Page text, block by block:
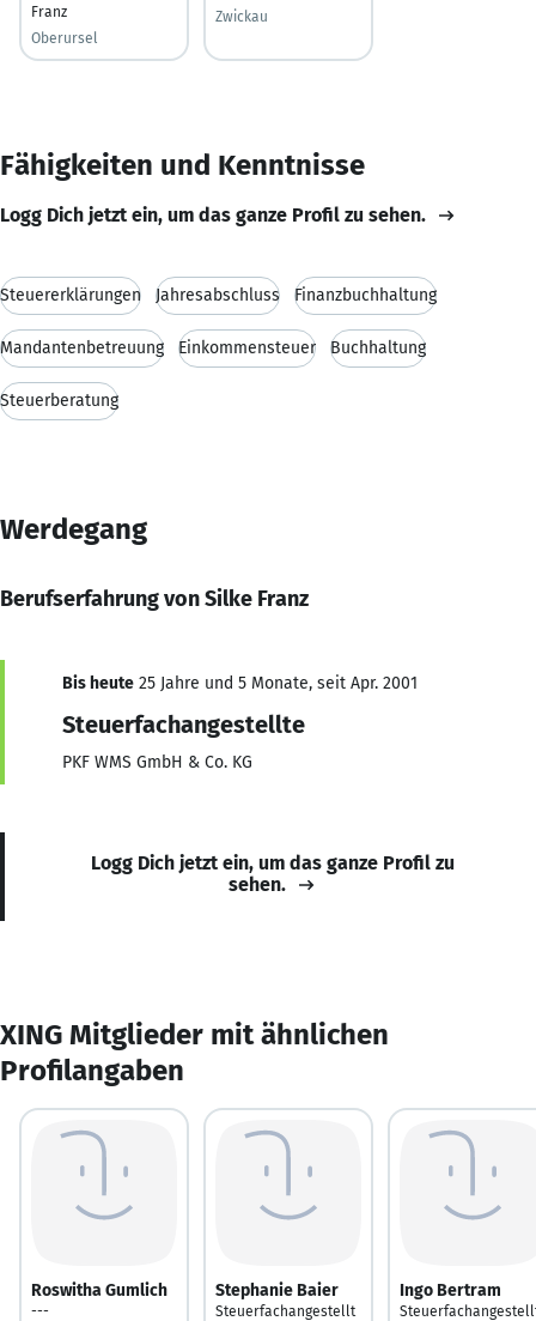
Franz
Oberursel
Zwickau
Fähigkeiten und Kenntnisse
Logg Dich jetzt ein, um das ganze Profil zu sehen.
Steuererklärungen Jahresabschluss Finanzbuchhaltung
Mandantenbetreuung Einkommensteuer Buchhaltung
Steuerberatung
Werdegang
Berufserfahrung von Silke Franz
Bis heute 25 Jahre und 5 Monate, seit Apr. 2001
Steuerfachangestellte
PKF WMS GmbH & Co. KG
Logg Dich jetzt ein, um das ganze Profil zu
sehen.
XING Mitglieder mit ähnlichen
Profilangaben
Roswitha Gumlich
---
Stephanie Baier
Steuerfachangestellt
Ingo Bertram